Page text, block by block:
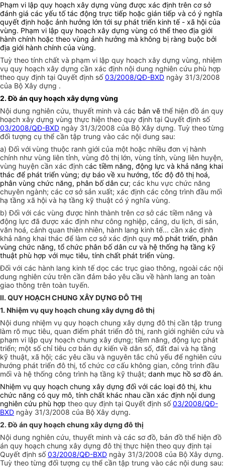
Phạm vi lập quy hoạch xây dựng vùng được xác định trên cơ sở
đánh giá các yếu tố tác động trực tiếp hoặc gián tiếp và có ý nghĩa
quyết định hoặc ảnh hưởng lớn tới sự phát triển kinh tế - xã hội của
vùng. Phạm vi lập quy hoạch xây dựng vùng có thể theo địa giới
hành chính hoặc theo vùng ảnh hưởng mà không bị ràng buộc bởi
địa giới hành chính của vùng.
Tuỳ theo tính chất và phạm vi lập quy hoạch xây dựng vùng, nhiệm
vụ quy hoạch xây dựng cần xác định nội dung nghiên cứu phù hợp
theo quy định tại Quyết định số03/2008/QĐ-BXD ngày 31/3/2008
của Bộ Xây dựng .
2. Đồ án quy hoạch xây dựng vùng
Nội dung nghiên cứu, thuyết minh và các bản vẽ thể hiện đồ án quy
hoạch xây dựng vùng thực hiện theo quy định tại Quyết định số
03/2008/QĐ-BXD ngày 31/3/2008 của Bộ Xây dựng. Tuỳ theo từng
đối tượng cụ thể cần tập trung vào các nội dung sau:
a) Đối vớivùng thuộc ranh giới của một hoặc nhiều đơn vị hành
chính như vùng liên tỉnh, vùng đô thị lớn, vùng tỉnh, vùng liên huyện,
vùng huyện cần xác định các tiềm năng, động lực và khả năng khai
thác để phát triển vùng; dự báo về xu hướng, tốc độ đô thị hoá,
phân vùng chức năng, phân bố dân cư; các khu vực chức năng
chuyên ngành; các cơ sở sản xuất; xác định các công trình đầu mối
hạ tầng xã hội và hạ tầng kỹ thuật có ý nghĩa vùng.
b) Đối với các vùng được hình thành trên cơ sở các tiềm năng và
động lực đã được xác định như công nghiệp, cảng, du lịch, di sản,
văn hoá, cảnh quan thiên nhiên, hành lang kinh tế... cần xác định
khả năng khai thác để làm cơ sở xác định quy mô phát triển, phân
vùng chức năng, tổ chức phân bố dân cư và hệ thống hạ tầng kỹ
thuật phù hợp với mục tiêu, tính chất phát triển vùng.
Đối với các hành lang kinh tế dọc các trục giao thông, ngoài các nội
dung nghiên cứu trên cần đảm bảo yêu cầu về hành lang an toàn
giao thông trên toàn tuyến.
II. QUY HOẠCH CHUNG XÂY DỰNG ĐÔ THỊ
1. Nhiệm vụ quy hoạch chung xây dựng đô thị
Nội dung nhiệm vụ quy hoạch chung xây dựng đô thị cần tập trung
làm rõ mục tiêu, quan điểm phát triển đô thị, ranh giới nghiên cứu và
phạm vi lập quy hoạch chung xây dựng; tiềm năng, động lực phát
triển; một số chỉ tiêu cơ bản dự kiến về dân số, đất đai và hạ tầng
kỹ thuật, xã hội; các yêu cầu và nguyên tắc chủ yếu để nghiên cứu
hướng phát triển đô thị, tổ chức cơ cấu không gian, công trình đầu
mối và hệ thống công trình hạ tầng kỹ thuật; danh mục hồ sơ đồ án.
Nhiệm vụ quy hoạch chung xây dựng đối với các loại đô thị, khu
chức năng có quy mô, tính chất khác nhau cần xác định nội dung
nghiên cứu phù hợp theo quy định tại Quyết định số03/2008/QĐ-
BXD ngày 31/3/2008 của Bộ Xây dựng.
2. Đồ án quy hoạch chung xây dựng đô thị
Nội dung nghiên cứu, thuyết minh và các sơ đồ, bản đồ thể hiện đồ
án quy hoạch chung xây dựng đô thị thực hiện theo quy định tại
Quyết định số03/2008/QĐ-BXD ngày 31/3/2008 của Bộ Xây dựng.
Tuỳ theo từng đối tượng cụ thể cần tập trung vào các nội dung sau: